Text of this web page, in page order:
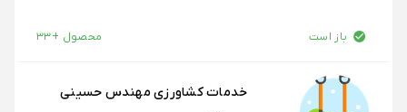
باز است محصول +33
خدمات کشاورزی مهندس حسینی